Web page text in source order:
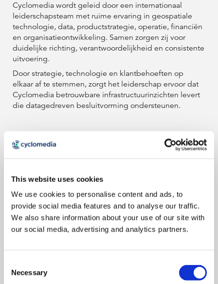
This website uses cookies
We use cookies to personalise content and ads, to
provide social media features and to analyse our traffic.
We also share information about your use of our site with
our social media, advertising and analytics partners.
Selection
Necessary
Leiderschapsteam
Cyclomedia wordt geleid door een internationaal
leiderschapsteam met ruime ervaring in geospatiale
technologie, data, productstrategie, operatie, financiën
en organisatieontwikkeling. Samen zorgen zij voor
duidelijke richting, verantwoordelijkheid en consistente
uitvoering.
Door strategie, technologie en klantbehoeften op
elkaar af te stemmen, zorgt het leiderschap ervoor dat
Cyclomedia betrouwbare infrastructuurinzichten levert
die datagedreven besluitvorming ondersteunen.
Sean Fernback
Chief Executive Officer
Sebastien Fraysse
Partners
Duurzaamheid
Leiderschapsteam
Partners
Duurzaamheid
Leiderschapsteam